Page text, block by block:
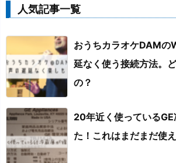
人気記事一覧
おうちカラオケDAM
延なく使う接続方法。
の？
20年近く使っている
た！これはまだまだ使